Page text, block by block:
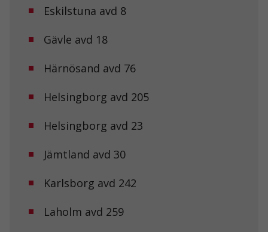
Eskilstuna avd 8
Gävle avd 18
Härnösand avd 76
Helsingborg avd 205
Helsingborg avd 23
Jämtland avd 30
Karlsborg avd 242
Laholm avd 259